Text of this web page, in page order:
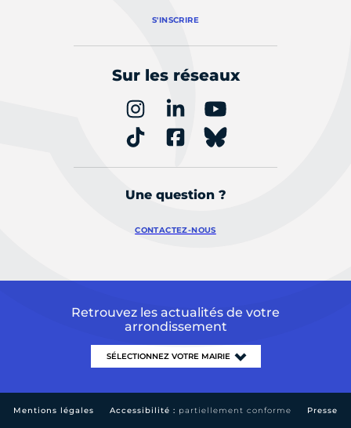
S'INSCRIRE
Sur les réseaux
Une question ?
CONTACTEZ-NOUS
Retrouvez les actualités de votre
arrondissement
Mentions légales Accessibilité : partiellement conforme Presse